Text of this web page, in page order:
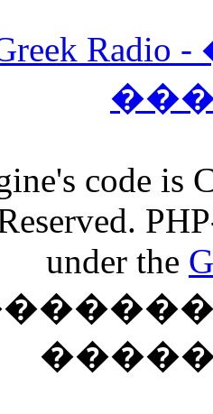
Greek
code
under the